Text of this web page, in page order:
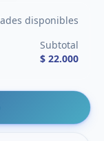
disponibles
Subtotal
$ 22.000